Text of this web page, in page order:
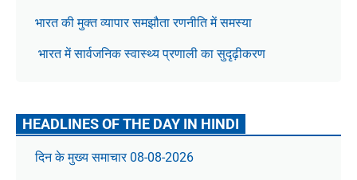
भारत की मुक्त व्यापार समझौता रणनीति में समस्या
भारत में सार्वजनिक स्वास्थ्य प्रणाली का सुदृढ़ीकरण
HEADLINES OF THE DAY IN HINDI
दिन के मुख्य समाचार 08-08-2026